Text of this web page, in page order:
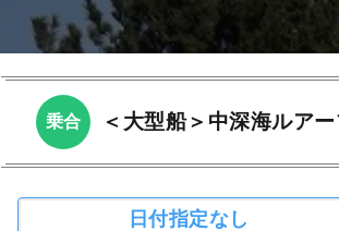
乗合 ＜大型船＞中深海ルア
日付指定なし